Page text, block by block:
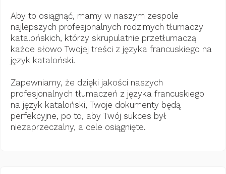
Aby to osiągnąć, mamy w naszym zespole
najlepszych profesjonalnych rodzimych tłumaczy
katalońskich, którzy skrupulatnie przetłumaczą
każde słowo Twojej treści z języka francuskiego na
język kataloński.
Zapewniamy, że dzięki jakości naszych
profesjonalnych tłumaczeń z języka francuskiego
na język kataloński, Twoje dokumenty będą
perfekcyjne, po to, aby Twój sukces był
niezaprzeczalny, a cele osiągnięte.